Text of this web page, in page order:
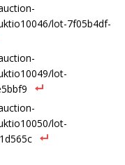
lot-7f05b4df-
lot-
lot-